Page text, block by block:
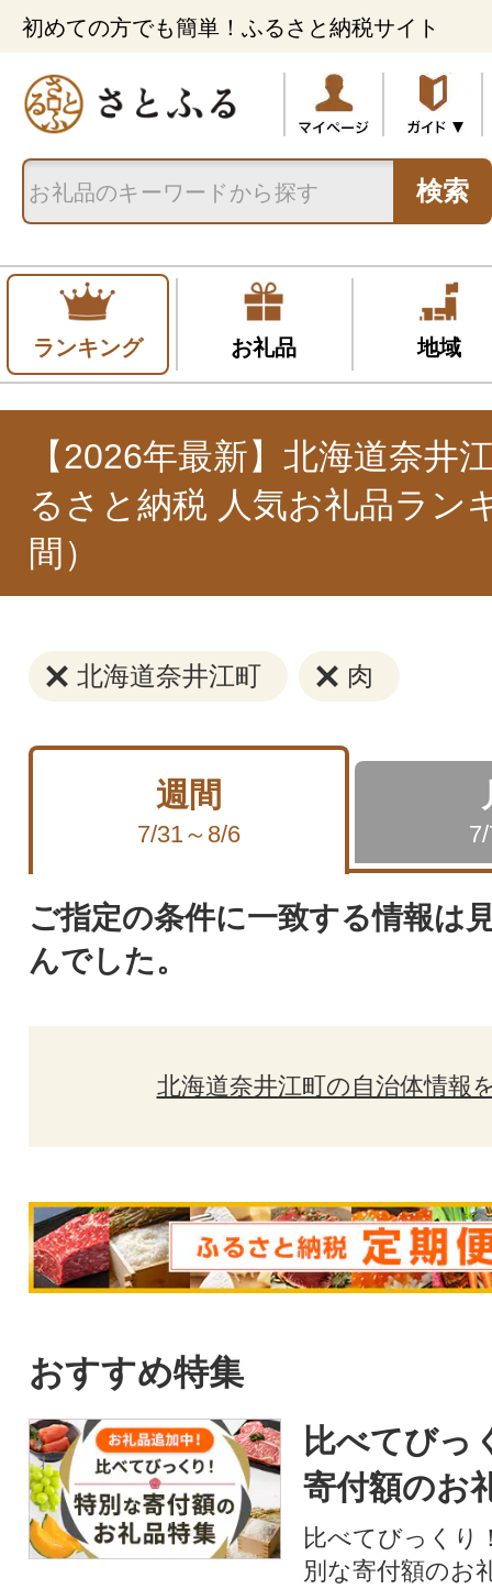
初めての方でも簡単！ふるさと納税サイト
検索
ランキング お礼品 地域
【2026年最新】北海道奈井
るさと納税 人気お礼品ラン
間）
北海道奈井江町 肉
週間
7/31～8/6
ご指定の条件に一致する情報は
んでした。
北海道奈井江町の自治体情報
おすすめ特集
比べてびっ
寄付額のお
比べてびっくり
別な寄付額のお